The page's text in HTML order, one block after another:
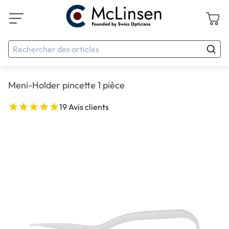
Meni-Holder pincette 1 pièce
19 Avis clients